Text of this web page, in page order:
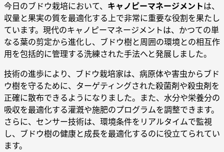
今日のブドウ栽培において、 キャノピーマネージメントは、
収量と果実の質を最適化する上で非常に重要な役割を果たし
ています。現代のキャノピーマネージメントは、かつての単
なる葉の剪定から進化し、ブドウ樹と周囲の環境との相互作
用を包括的に管理する洗練された手法へと発展しました。
技術の進歩により、ブドウ栽培家は、病原体や害虫からブド
ウ樹を守るために、ターゲティングされた殺菌剤や殺虫剤を
正確に散布できるようになりました。また、水分や栄養分の
吸収を最適化する灌漑や施肥のプログラムを調整できます。
さらに、センサー技術は、環境条件をリアルタイムで監視
し、ブドウ樹の健康と成長を最適化するのに役立てられてい
ます。